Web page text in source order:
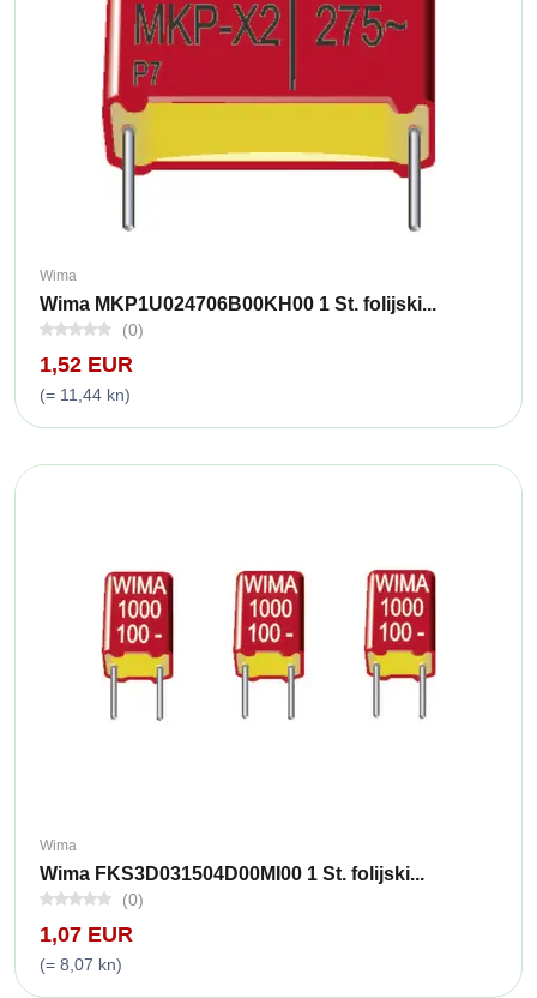
Wima
Wima MKP1U024706B00KH00 1 St. folijski...
(0)
1,52 EUR
(= 11,44 kn)
Wima
Wima FKS3D031504D00MI00 1 St. folijski...
(0)
1,07 EUR
(= 8,07 kn)